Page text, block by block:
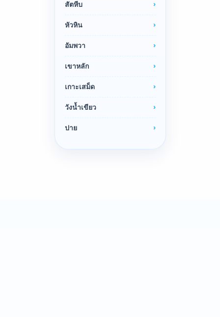
สัตหีบ
หัวหิน
อัมพวา
เขาหลัก
เกาะเสม็ด
วังน้ำเขียว
ปาย